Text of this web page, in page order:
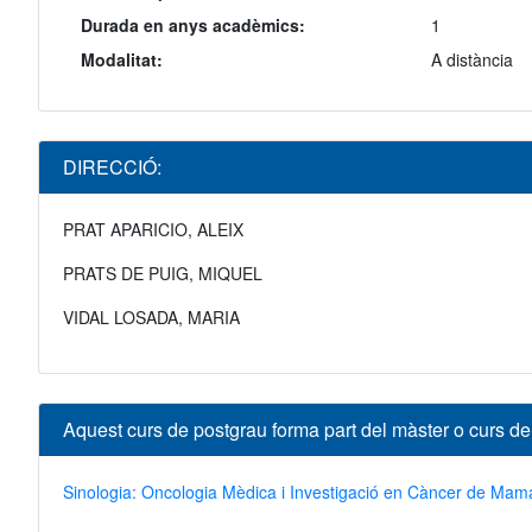
Durada en anys acadèmics:
1
Modalitat:
A distància
DIRECCIÓ:
PRAT APARICIO, ALEIX
PRATS DE PUIG, MIQUEL
VIDAL LOSADA, MARIA
Aquest curs de postgrau forma part del màster o curs
Sinologia: Oncologia Mèdica i Investigació en Càncer de